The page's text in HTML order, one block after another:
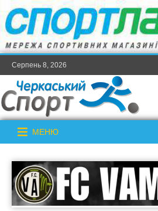
Серпень 8, 2026
МЕНЮ